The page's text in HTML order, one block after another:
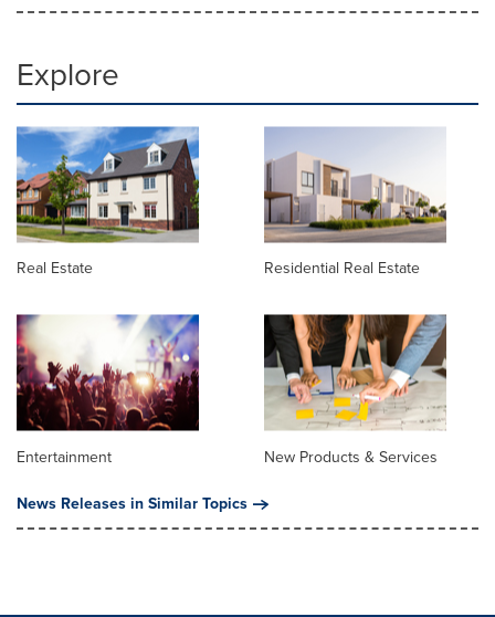
Explore
Real Estate Residential Real Estate
Entertainment
New Products & Services
News Releases in Similar Topics